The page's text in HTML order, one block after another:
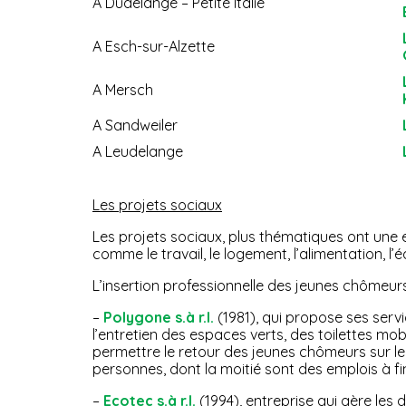
A Esch-sur-Alzette
A Mersch
A Sandweiler
A Leudelange
Les projets sociaux
Les projets sociaux, plus thématiques ont
comme le travail, le logement, l’alimentation,
L’insertion professionnelle des jeunes
– Polygone s.à r.l. (1981), qui propose ses
l’entretien des espaces verts, des toilettes
permettre le retour des jeunes chômeurs sur
personnes, dont la moitié sont des emplois à
– Ecotec s.à r.l. (1994), entreprise qui gère les